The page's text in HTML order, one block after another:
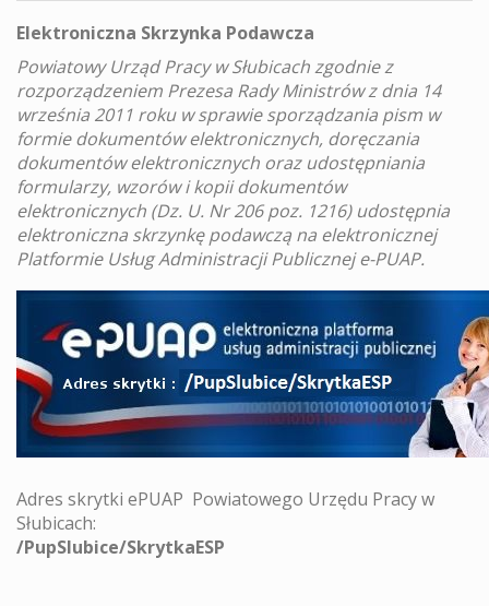
Elektroniczna Skrzynka Podawcza
Powiatowy Urząd Pracy w Słubicach zgodnie z
rozporządzeniem Prezesa Rady Ministrów z dnia 14
września 2011 roku w sprawie sporządzania pism w
formie dokumentów elektronicznych, doręczania
dokumentów elektronicznych oraz udostępniania
formularzy, wzorów i kopii dokumentów
elektronicznych (Dz. U. Nr 206 poz. 1216) udostępnia
elektroniczna skrzynkę podawczą na elektronicznej
Platformie Usług Administracji Publicznej e-PUAP.
Adres skrytki ePUAP Powiatowego Urzędu Pracy w
Słubicach:
/PupSlubice/SkrytkaESP